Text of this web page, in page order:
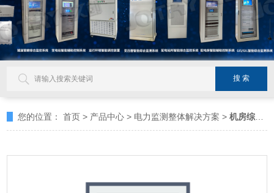
您的位置： 首页 > 产品中心 > 电力监测整体解决方案 >机房综合监控系统